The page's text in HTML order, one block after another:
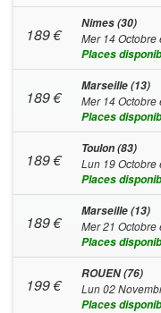
189€
Nimes (30)
Mer 14 Octobre
Places
189€
Marseille (13)
Mer 14 Octobre
Places
189€
Toulon (83)
Lun 19 Octobre
Places
189€
Marseille (13)
Mer 21 Octobre
Places
199€
ROUEN (76)
Lun 02
Places